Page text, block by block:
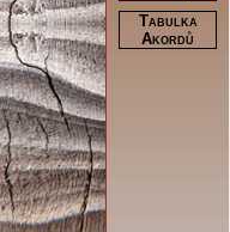
Tabulka
Akordů